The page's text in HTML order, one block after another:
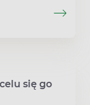
się go